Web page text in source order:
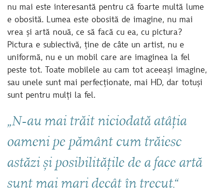
nu mai este interesantă pentru că foarte multă lume
e obosită. Lumea este obosită de imagine, nu mai
vrea și artă nouă, ce să facă cu ea, cu pictura?
Pictura e subiectivă, ține de câte un artist, nu e
uniformă, nu e un mobil care are imaginea la fel
peste tot. Toate mobilele au cam tot aceeași imagine,
sau unele sunt mai perfecționate, mai HD, dar totuși
sunt pentru mulți la fel.
„N-au mai trăit niciodată atâția
oameni pe pământ cum trăiesc
astăzi și posibilitățile de a face artă
sunt mai mari decât în trecut.“